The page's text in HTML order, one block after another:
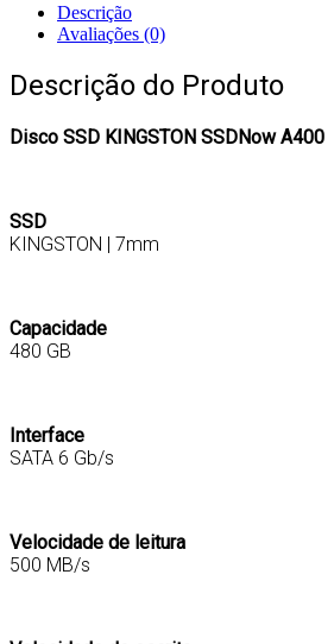
Descrição
Avaliações (0)
Descrição do Produto
Disco SSD KINGSTON SSDNow A400
SSD
KINGSTON | 7mm
Capacidade
480 GB
Interface
SATA 6 Gb/s
Velocidade de leitura
500 MB/s